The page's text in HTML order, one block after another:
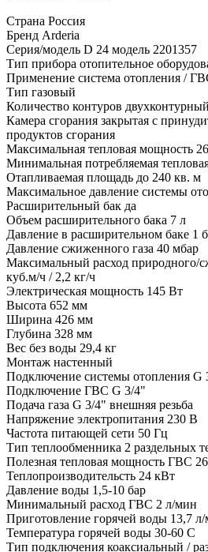
Страна Россия
Бренд Arderia
Серия/модель D 24 модель 2201357
Тип прибора отопительное
Применение система отопления /
Тип газовый
Количество контуров
Камера сгорания закрытая с
продуктов сгорания
Максимальная тепловая мощность
Минимальная потребляемая
Отапливаемая площадь до 240 кв. м
Максимальное давление системы
Расширительный бак да
Объем расширительного бака 7 л
Давление в расширительном баке 1
Давление сжиженного газа 40 мбар
Максимальный расход природного/
куб.м/ч / 2,2 кг/ч
Электрическая мощность 145 Вт
Высота 652 мм
Ширина 426 мм
Глубина 328 мм
Вес без воды 29,4 кг
Монтаж настенный
Подключение системы отопления G
Подключение ГВС G 3/4"
Подача газа G 3/4" внешняя резьба
Напряжение электропитания 230 В
Частота питающей сети 50 Гц
Тип теплообменника 2 раздельных
Полезная тепловая мощность ГВС
Теплопроизводительсть 24 кВт
Давление воды 1,5-10 бар
Минимальный расход ГВС 2 л/мин
Приготовление горячей воды 13,7
Температура горячей воды 30-60 С
Тип подключения коаксиальный /